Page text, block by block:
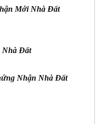
Mới Nhà Đất
Nhà Đất
Nhận Nhà Đất